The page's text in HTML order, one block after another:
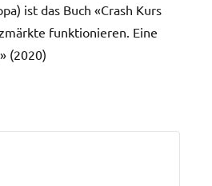
ist das Buch «Crash Kurs
funktionieren. Eine
(2020)